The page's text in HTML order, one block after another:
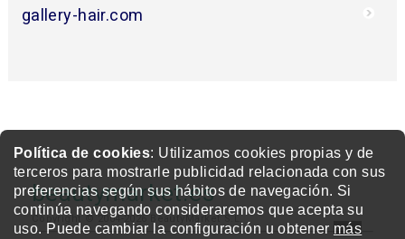
Política de cookies: Utilizamos cookies propias y de
terceros para mostrarle publicidad relacionada con sus
preferencias según sus hábitos de navegación. Si
continúa navegando consideraremos que acepta su
uso. Puede cambiar la configuración u obtener más
gallery-hair.com
beautymarket.es
Copyright © 2004-2026 BeautyMarket S.L.